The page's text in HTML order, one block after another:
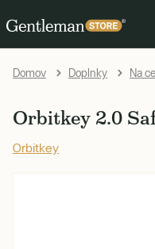
Domov Doplnky Na
Orbitkey 2.0
Orbitkey